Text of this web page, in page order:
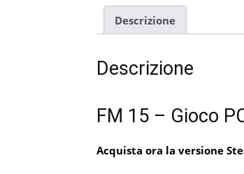
Descrizione
Descrizione
FM 15 – Gioco
Acquista ora la versione